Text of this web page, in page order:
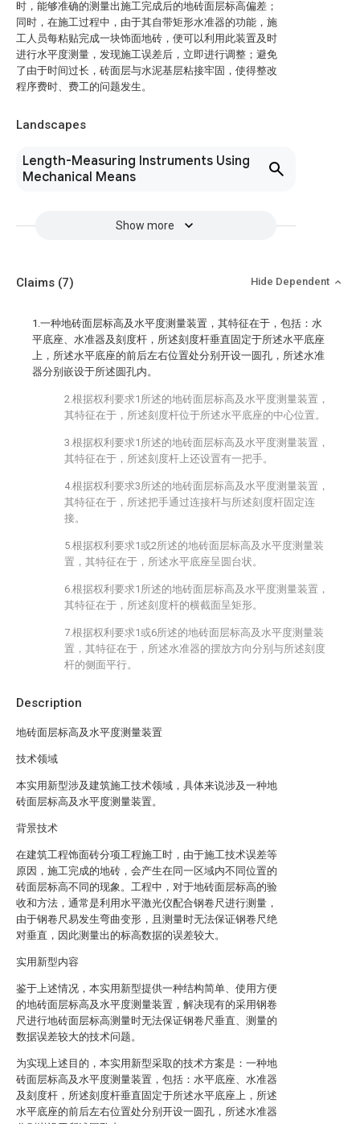
时，能够准确的测量出施工完成后的地砖面层标高偏差；
同时，在施工过程中，由于其自带矩形水准器的功能，施
工人员每粘贴完成一块饰面地砖，便可以利用此装置及时
进行水平度测量，发现施工误差后，立即进行调整；避免
了由于时间过长，砖面层与水泥基层粘接牢固，使得整改
程序费时、费工的问题发生。
Landscapes
Length-Measuring Instruments Using
Mechanical Means
Show more
Description
地砖面层标高及水平度测量装置
技术领域
本实用新型涉及建筑施工技术领域，具体来说涉及一种地
砖面层标高及水平度测量装置。
背景技术
在建筑工程饰面砖分项工程施工时，由于施工技术误差等
原因，施工完成的地砖，会产生在同一区域内不同位置的
砖面层标高不同的现象。工程中，对于地砖面层标高的验
收和方法，通常是利用水平激光仪配合钢卷尺进行测量，
由于钢卷尺易发生弯曲变形，且测量时无法保证钢卷尺绝
对垂直，因此测量出的标高数据的误差较大。
实用新型内容
鉴于上述情况，本实用新型提供一种结构简单、使用方便
的地砖面层标高及水平度测量装置，解决现有的采用钢卷
尺进行地砖面层标高测量时无法保证钢卷尺垂直、测量的
数据误差较大的技术问题。
为实现上述目的，本实用新型采取的技术方案是：一种地
砖面层标高及水平度测量装置，包括：水平底座、水准器
及刻度杆，所述刻度杆垂直固定于所述水平底座上，所述
水平底座的前后左右位置处分别开设一圆孔，所述水准器
Claims (7) Hide Dependent
1.一种地砖面层标高及水平度测量装置，其特征在于，包括：水
平底座、水准器及刻度杆，所述刻度杆垂直固定于所述水平底座
上，所述水平底座的前后左右位置处分别开设一圆孔，所述水准
器分别嵌设于所述圆孔内。
2.根据权利要求1所述的地砖面层标高及水平度测量装置，
其特征在于，所述刻度杆位于所述水平底座的中心位置。
3.根据权利要求1所述的地砖面层标高及水平度测量装置，
其特征在于，所述刻度杆上还设置有一把手。
4.根据权利要求3所述的地砖面层标高及水平度测量装置，
其特征在于，所述把手通过连接杆与所述刻度杆固定连
接。
5.根据权利要求1或2所述的地砖面层标高及水平度测量装
置，其特征在于，所述水平底座呈圆台状。
6.根据权利要求1所述的地砖面层标高及水平度测量装置，
其特征在于，所述刻度杆的横截面呈矩形。
7.根据权利要求1或6所述的地砖面层标高及水平度测量装
置，其特征在于，所述水准器的摆放方向分别与所述刻度
杆的侧面平行。